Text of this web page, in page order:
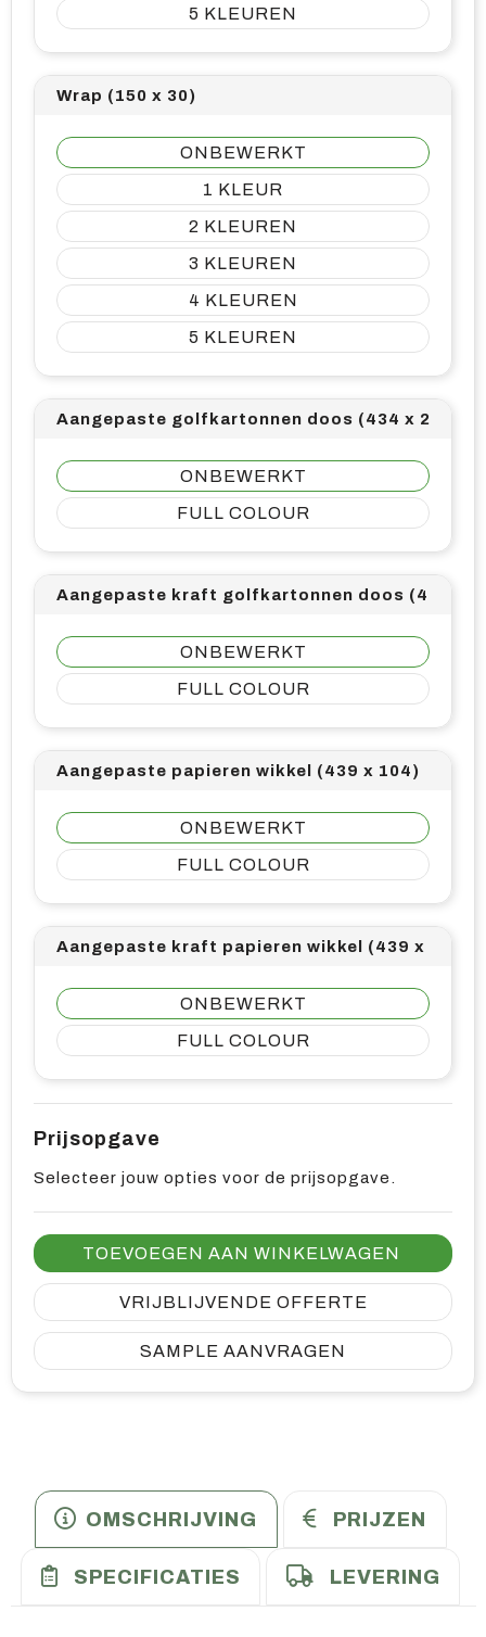
5
Wrap (150 x 30)
ONBEWERKT
1
2
3
4
5
Aangepaste golfkartonnen doos (434 x 281)
ONBEWERKT
FULL COLOUR
Aangepaste kraft golfkartonnen doos (434 x
ONBEWERKT
FULL COLOUR
Aangepaste papieren wikkel (439 x 104)
ONBEWERKT
FULL COLOUR
Aangepaste kraft papieren wikkel (439 x 104)
ONBEWERKT
FULL COLOUR
Prijsopgave
Selecteer jouw opties voor de prijsopgave.
TOEVOEGEN AAN WINKELWAGEN
VRIJBLIJVENDE OFFERTE
SAMPLE AANVRAGEN
OMSCHRIJVING PRIJZEN
SPECIFICATIES LEVERING